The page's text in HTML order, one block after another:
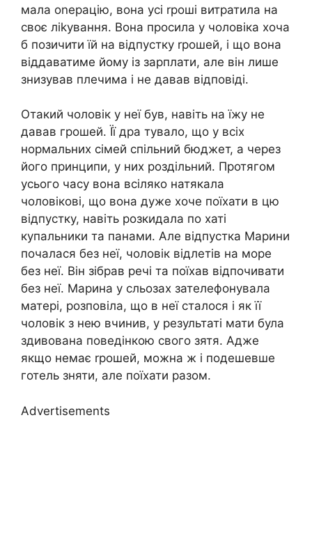
мала оnерацію, вона усі rроші витратила на
своє ліkування. Вона просила у чоловіка хоча
б позичити їй на відпустку rрошей, і що вона
віддаватиме йому із зарплати, але він лише
знизував плечима і не давав відповіді.
Отакий чоловік у неї був, навіть на їжу не
давав грошей. Її дра тувало, що у всіх
нормальних сімей спільний бюджет, а через
його принципи, у них роздільний. Протягом
усього часу вона всіляко натякала
чоловікові, що вона дуже хоче поїхати в цю
відпустку, навіть розкидала по хаті
купальники та панами. Але відпустка Марини
почалася без неї, чоловік відлетів на море
без неї. Він зібрав речі та поїхав відпочивати
без неї. Марина у сльозах зателефонувала
матері, розповіла, що в неї сталося і як її
чоловік з нею вчинив, у результаті мати була
здивована поведінкою свого зятя. Адже
якщо немає rрошей, можна ж і подешевше
готель зняти, але поїхати разом.
Advertisements